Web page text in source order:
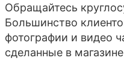
Обращайтесь
Большинство
фотографии и видео
сделанные в